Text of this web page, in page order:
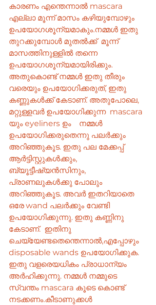
കാരണം എന്തെന്നാൽ mascara
എല്ലാ മൂന്ന് മാസം കഴിയുമ്പോഴും
ഉപയോഗശൂന്യമാകും.നമ്മൾ ഇതു
തുറക്കുമ്പോൾ മുതൽക്ക്  മൂന്ന്
മാസത്തിനുള്ളിൽ തന്നെ
ഉപയോഗശൂന്യമായിരിക്കും.
അതുകൊണ്ട് നമ്മൾ ഇതു തീരും
വരെയും ഉപയോഗിക്കരുത്, ഇതു
കണ്ണുകൾക്ക് കേടാണ്. അതുപോലെ,
മറ്റുള്ളവർ ഉപയോഗിക്കുന്ന  mascara
യും eyeliners ഉം    നമ്മൾ
ഉപയോഗിക്കരുതെന്നു പലർക്കും
അറിഞ്ഞുകൂട. ഇതു പല മേക്കപ്പ്
ആർട്ടിസ്റ്റുകൾക്കും,
ബ്യൂട്ടീഷ്യൻസിനും,
പ്രാണലുകൾക്കു പോലും
അറിഞ്ഞുകൂട. അവർ ഇതറിയാതെ
ഒരേ wand പലർക്കും വേണ്ടി
ഉപയോഗിക്കുന്നു. ഇതു കണ്ണിനു
കേടാണ്.  ഇതിനു
ചെയ്യേണ്ടതെന്തെന്നാൽ,എപ്പോഴും
disposable wands ഉപയോഗിക്കുക.
ഇതു വളരെയധികം പ്രാധാന്യം
അർഹിക്കുന്നു. നമ്മൾ നമ്മുടെ
സ്വന്തം mascara കൂടെ കൊണ്ട്
നടക്കണം.കീടാണുക്കൾ